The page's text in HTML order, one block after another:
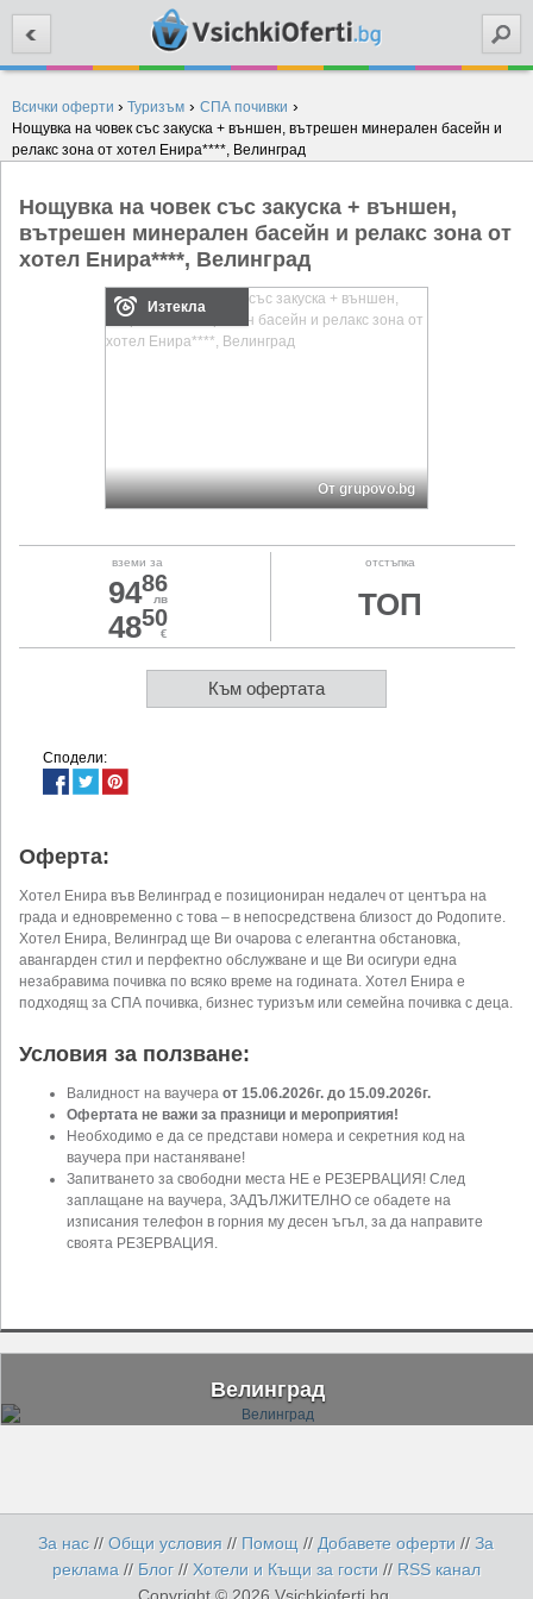
Всички оферти › Туризъм › СПА почивки ›
Нощувка на човек със закуска + външен, вътрешен минерален басейн и
релакс зона от хотел Енира****, Велинград
Нощувка на човек със закуска + външен,
вътрешен минерален басейн и релакс зона от
хотел Енира****, Велинград
Изтекла
От grupovo.bg
вземи за
9486
лв
4850
€
отстъпка
ТОП
Към офертата
Сподели:
Оферта:
Хотел Енира във Велинград е позициониран недалеч от центъра на
града и едновременно с това – в непосредствена близост до Родопите.
Хотел Енира, Велинград ще Ви очарова с елегантна обстановка,
авангарден стил и перфектно обслужване и ще Ви осигури една
незабравима почивка по всяко време на годината. Хотел Енира е
подходящ за СПА почивка, бизнес туризъм или семейна почивка с деца.
Условия за ползване:
Валидност на ваучера от 15.06.2026г. до 15.09.2026г.
Офертата не важи за празници и мероприятия!
Необходимо е да се представи номера и секретния код на
ваучера при настаняване!
Запитването за свободни места НЕ е РЕЗЕРВАЦИЯ! След
заплащане на ваучера, ЗАДЪЛЖИТЕЛНО се обадете на
изписания телефон в горния му десен ъгъл, за да направите
своята РЕЗЕРВАЦИЯ.
Велинград
За нас //Общи условия // Помощ //Добавете оферти//За
реклама // Блог //Хотели и Къщи за гости // RSS канал